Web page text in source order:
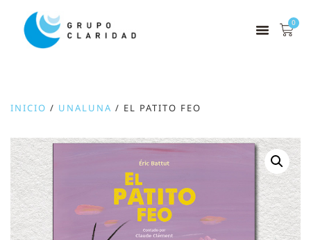
0
INICIO / UNALUNA / EL PATITO FEO